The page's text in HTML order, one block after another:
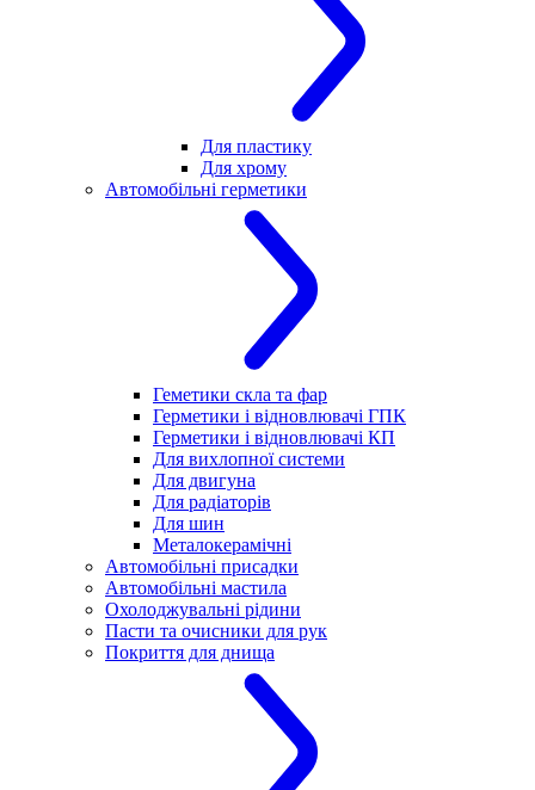
Для пластику
Для хрому
Автомобільні герметики
Геметики скла та фар
Герметики і відновлювачі ГПК
Герметики і відновлювачі КП
Для вихлопної системи
Для двигуна
Для радіаторів
Для шин
Металокерамічні
Автомобільні присадки
Автомобільні мастила
Охолоджувальні рідини
Пасти та очисники для рук
Покриття для днища